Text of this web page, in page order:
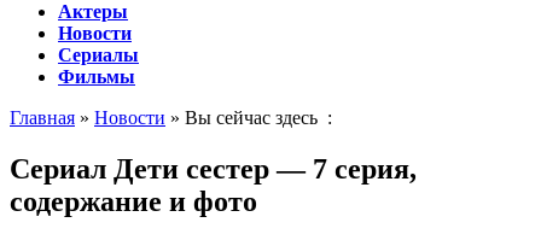
Актеры
Новости
Сериалы
Фильмы
Главная » Новости » Вы сейчас здесь :
Сериал Дети сестер — 7 серия,
содержание и фото